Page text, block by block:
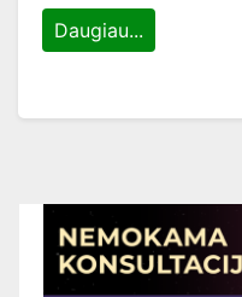
Daugiau...